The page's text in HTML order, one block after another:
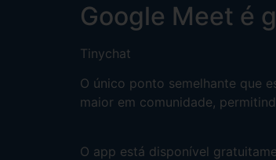
Google Meet é
Tinychat
O único ponto semelhante que
maior em comunidade,
O app está disponível